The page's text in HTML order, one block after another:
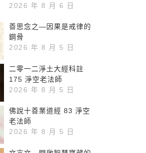
2026 年 8 月 6 日
善思念之—因果是戒律的
鋼骨
2026 年 8 月 5 日
二零一二淨土大經科註
175 淨空老法師
2026 年 8 月 5 日
佛說十善業道經 83 淨空
老法師
2026 年 8 月 5 日